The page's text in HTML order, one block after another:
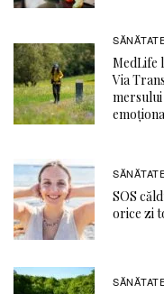
MedLife
Via
mersului
SOS
orice zi